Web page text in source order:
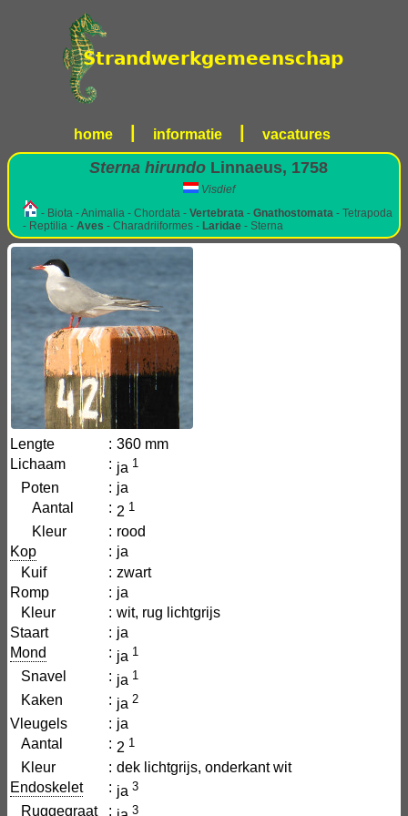
home informatie vacatures
Sterna hirundo Linnaeus, 1758
Visdief
- Biota - Animalia - Chordata - Vertebrata - Gnathostomata - Tetrapoda
- Reptilia - Aves - Charadriiformes - Laridae - Sterna
Lengte : 360 mm
Lichaam
: ja 1
Poten : ja
Aantal
: 2 1
Kleur : rood
Kop
: ja
Kuif
: zwart
Romp
: ja
Kleur
: wit, rug lichtgrijs
Staart
: ja
Mond
: ja 1
Snavel : ja 1
Kaken : ja 2
Vleugels : ja
Aantal
: 2 1
Kleur : dek lichtgrijs, onderkant wit
Endoskelet
: ja 3
Ruggegraat : 3